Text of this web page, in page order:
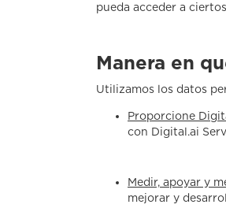
pueda acceder a
Manera en
Utilizamos los datos
Proporcione
con Digital.ai
Medir, apoyar y
mejorar y